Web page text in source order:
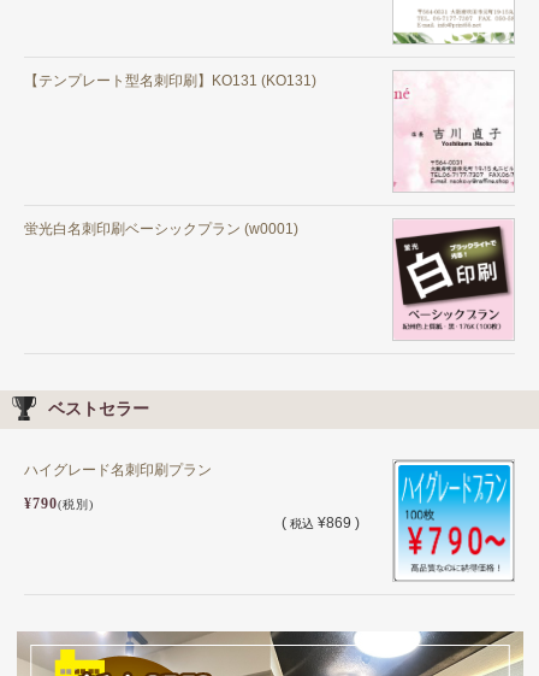
【テンプレート型名刺印刷】KO131 (KO131)
蛍光白名刺印刷ベーシックプラン (w0001)
ベストセラー
ハイグレード名刺印刷プラン
¥790(税別)
( 税込 ¥869 )